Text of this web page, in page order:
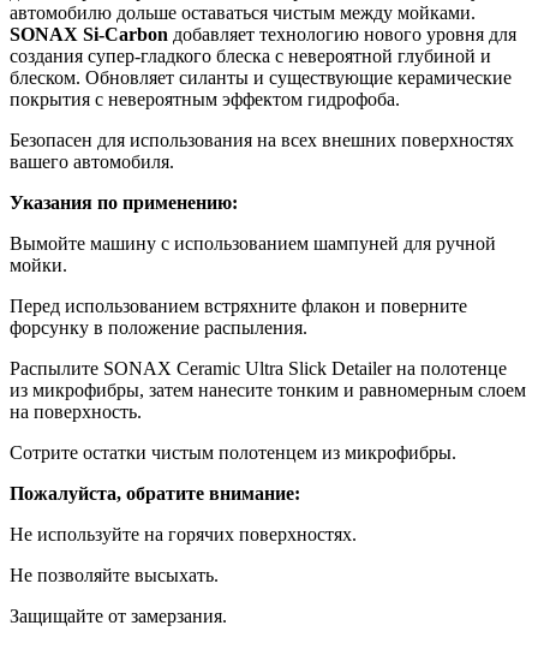
автомобилю дольше оставаться чистым между мойками.
SONAX Si-Carbon добавляет технологию нового уровня для
создания супер-гладкого блеска с невероятной глубиной и
блеском. Обновляет силанты и существующие керамические
покрытия с невероятным эффектом гидрофоба.
Безопасен для использования на всех внешних поверхностях
вашего автомобиля.
Указания по применению:
Вымойте машину с использованием шампуней для ручной
мойки.
Перед использованием встряхните флакон и поверните
форсунку в положение распыления.
Распылите SONAX Ceramic Ultra Slick Detailer на полотенце
из микрофибры, затем нанесите тонким и равномерным слоем
на поверхность.
Сотрите остатки чистым полотенцем из микрофибры.
Пожалуйста, обратите внимание:
Не используйте на горячих поверхностях.
Не позволяйте высыхать.
Защищайте от замерзания.